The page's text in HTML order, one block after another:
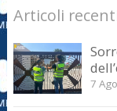
Articoli
7